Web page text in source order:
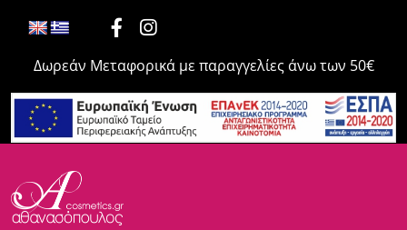
Δωρεάν Μεταφορικά με παραγγελίες άνω των 50€